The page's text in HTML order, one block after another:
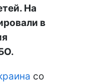
На
в
со